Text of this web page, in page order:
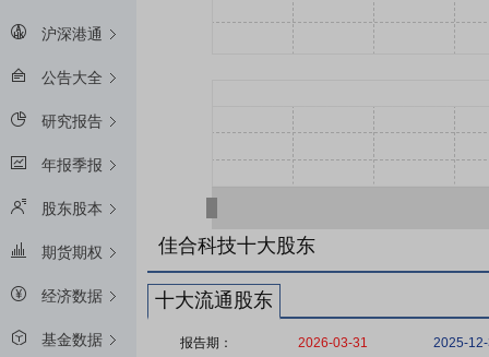
沪深港通
公告大全
研究报告
年报季报
股东股本
期货期权
经济数据
基金数据
佳合科技十大股东
十大流通股东
报告期： 2026-03-31 2025-